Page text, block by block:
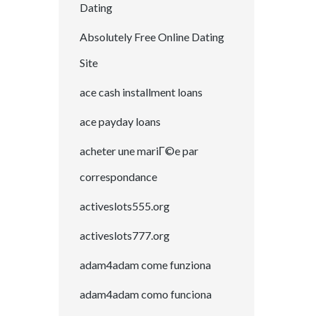
Dating
Absolutely Free Online Dating
Site
ace cash installment loans
ace payday loans
acheter une mariГ©e par
correspondance
activeslots555.org
activeslots777.org
adam4adam come funziona
adam4adam como funciona